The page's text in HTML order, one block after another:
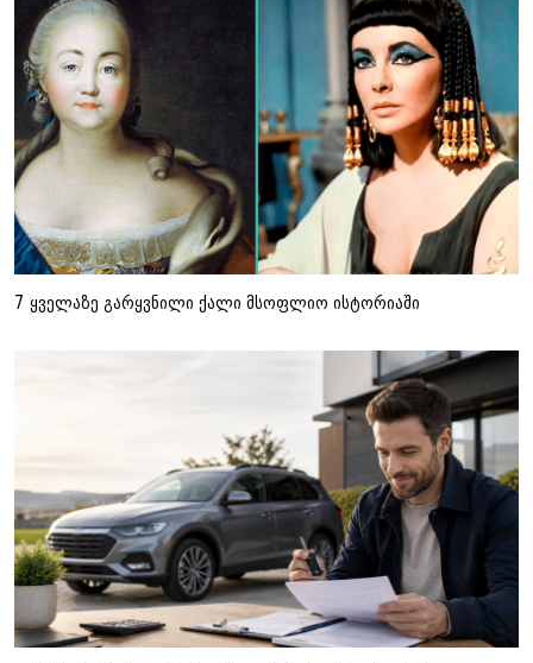
7 ყველაზე გარყვნილი ქალი მსოფლიო ისტორიაში